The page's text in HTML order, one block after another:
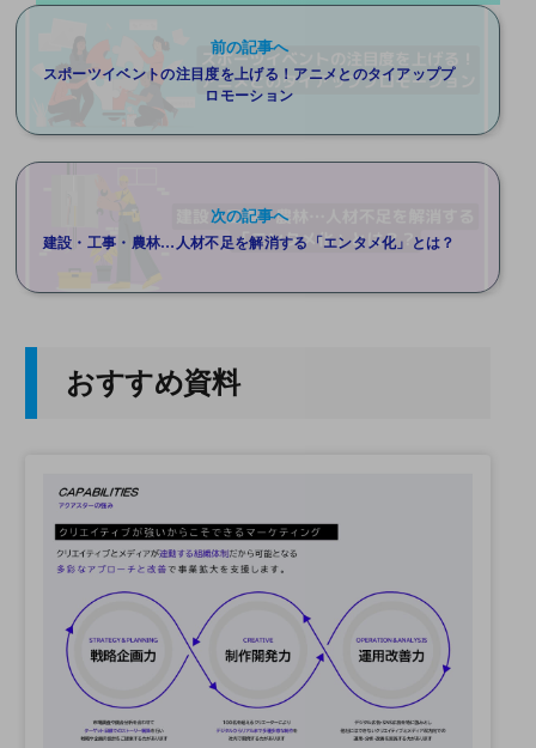
前の記事へ
スポーツイベントの注目度を上げる！アニメとのタイアッププ
ロモーション
次の記事へ
建設・工事・農林…人材不足を解消する「エンタメ化」とは？
おすすめ資料